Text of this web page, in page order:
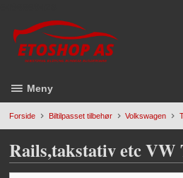
til
innholdet
Meny
Forside Biltilpasset tilbehør Volkswagen
Rails,takstativ etc VW